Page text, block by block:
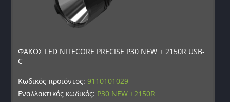
ΦΑΚΟΣ LED NITECORE PRECISE P30 NEW + 2150R USB-
C
Κωδικός προϊόντος:9110101029
Εναλλακτικός κωδικός: P30 NEW +2150R